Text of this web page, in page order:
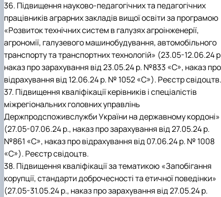
36. Підвищення науково-педагогічних та педагогічних
працівників аграрних закладів вищої освіти за програмою
«Розвиток технічних систем в галузях агроінженерії,
агрономії, галузевого машинобудування, автомобільного
транспорту та транспортних технологій» (23.05-12.06.24
наказ про зарахування від 23.05.24 р. №833 «С», наказ про
відрахування від 12.06.24 р. № 1052 «С»). Реєстр свідоцтв.
37. Підвищення кваліфікації керівників і спеціалістів
міжрегіональних головних управлінь
Держпродспоживслужби України на державному кордоні»
(27.05-07.06.24 р., наказ про зарахування від 27.05.24 р.
№861 «С», наказ про відрахування від 07.06.24 р. № 1008
«С»). Реєстр свідоцтв.
38. Підвищення кваліфікації за тематикою «Запобігання
корупції, стандарти доброчесності та етичної поведінки»
(27.05-31.05.24 р., наказ про зарахування від 27.05.24 р.